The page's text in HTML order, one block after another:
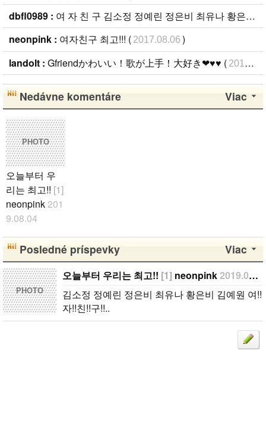
dbfl0989 : 여 자 친 구 김소정 정예린 정은비 최유나 황은비 김예원 !!!!!!! (
neonpink : 여자친구 최고!!! ( 2017.08.06 )
landolt : Gfriendかわいい！歌が上手！大好き❤♥♥ ( 2017.06.14
Viac
Nedávne komentáre
PHOTO
오늘부터 우
리는 최고!! [1]
neonpink 201
9.08.04
린 정은비 최
유나 황은비
김예원 여!!
자!!친!!구!!..
Viac
Posledné príspevky
PHOTO
오늘부터 우리는 최고!! [1] neonpink2019.08.04
김소정 정예린 정은비 최유나 황은비 김예원 여!!
자!!친!!구!!..